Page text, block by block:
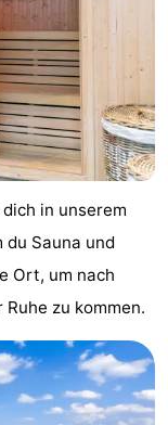
in unserem
du Sauna und
Ort, um nach
zu kommen.